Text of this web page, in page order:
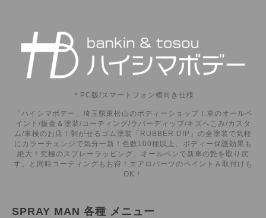
＊PC版/スマートフォン横向き仕様
「ハイシマボデー」埼玉県東松山のボディーショップ！車のオールペ
イント/鈑金＆塗装/コーティング/ラバーディップ/キズへこみ/カスタ
ム/車検のお店！剥がせるゴム塗装「RUBBER DIP」の全塗装で気軽
にカラーチェンジで気分一新！色数100種以上、ボディー保護効果も
絶大！究極のスプレーラッピング。オールペンで新車の艶を取り戻
す。と同時コーティングもお得！エアロパーツのペイント＆取付けも
OK！
SPRAY MAN 各種 メニュー